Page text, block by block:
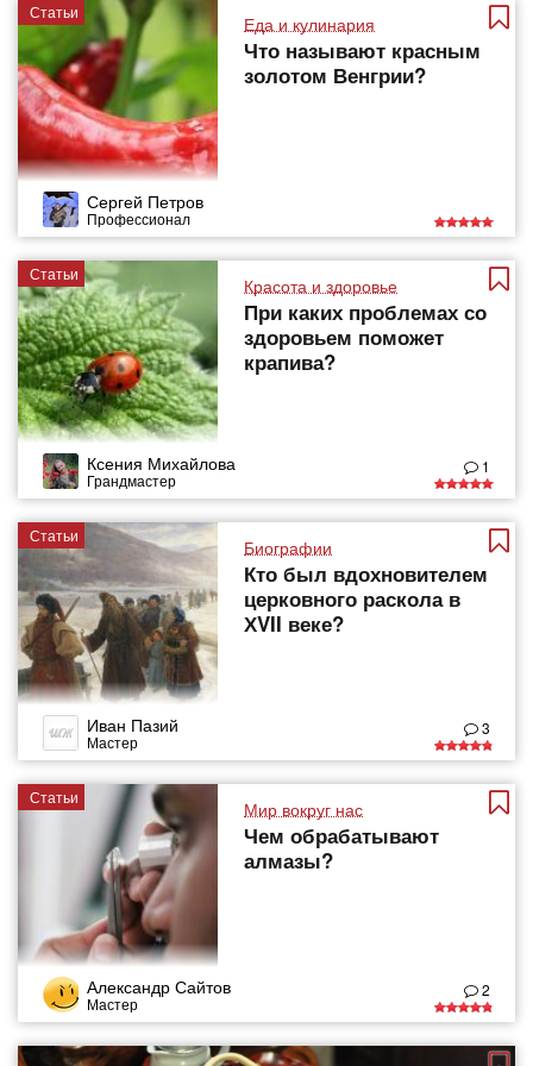
Статьи
Еда и кулинария
Что называют красным
золотом Венгрии?
Сергей Петров
Профессионал
Статьи
Красота и здоровье
При каких проблемах со
здоровьем поможет
крапива?
Ксения Михайлова
Грандмастер
1
Статьи
Биографии
Кто был вдохновителем
церковного раскола в
ХVII веке?
Иван Пазий
Мастер
3
Статьи
Мир вокруг нас
Чем обрабатывают
алмазы?
Александр Сайтов
Мастер
2